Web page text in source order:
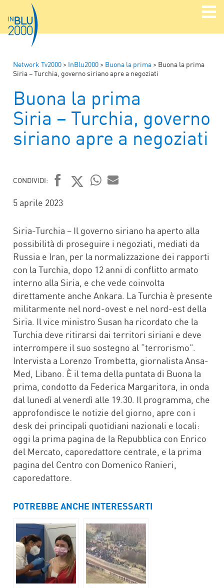
Network Tv2000 > InBlu2000 > Buona la prima > Buona la prima
Siria – Turchia, governo siriano apre a negoziati
Buona la prima
Siria – Turchia, governo
siriano apre a negoziati
CONDIVIDI:
FACEBOOK
5 aprile 2023
Siria-Turchia – Il governo siriano ha aperto alla
possibilità di proseguire i negoziati, mediati da
Russia e Iran, per la normalizzazione dei rapporti
con la Turchia, dopo 12 anni di conflitto armato
interno alla Siria, e che vede coinvolta
direttamente anche Ankara. La Turchia è presente
militarmente nel nord-ovest e nel nord-est della
Siria. Il vice ministro Susan ha ricordato che la
Turchia deve ritirarsi dai territori siriani e deve
interrompere il suo sostegno al “terrorismo”.
Intervista a Lorenzo Trombetta, giornalista Ansa-
Med, Libano. È il tema della puntata di Buona la
prima, condotto da Federica Margaritora, in onda
dal lunedì al venerdì alle 19.30. Il programma, che
approfondisce le notizie del giorno, apre con i
desk dei principali quotidiani nazionali e locali:
oggi la prima pagina de la Repubblica con Enrico
del Mercato, caporedattore centrale, e la prima
pagina del Centro con Domenico Ranieri,
caporedattore.
POTREBBE ANCHE INTERESSARTI